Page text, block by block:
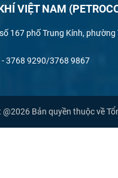
VIỆT NAM
167 phố Trung Kính, phường
3768 9290/3768 9867
Bản quyền thuộc về